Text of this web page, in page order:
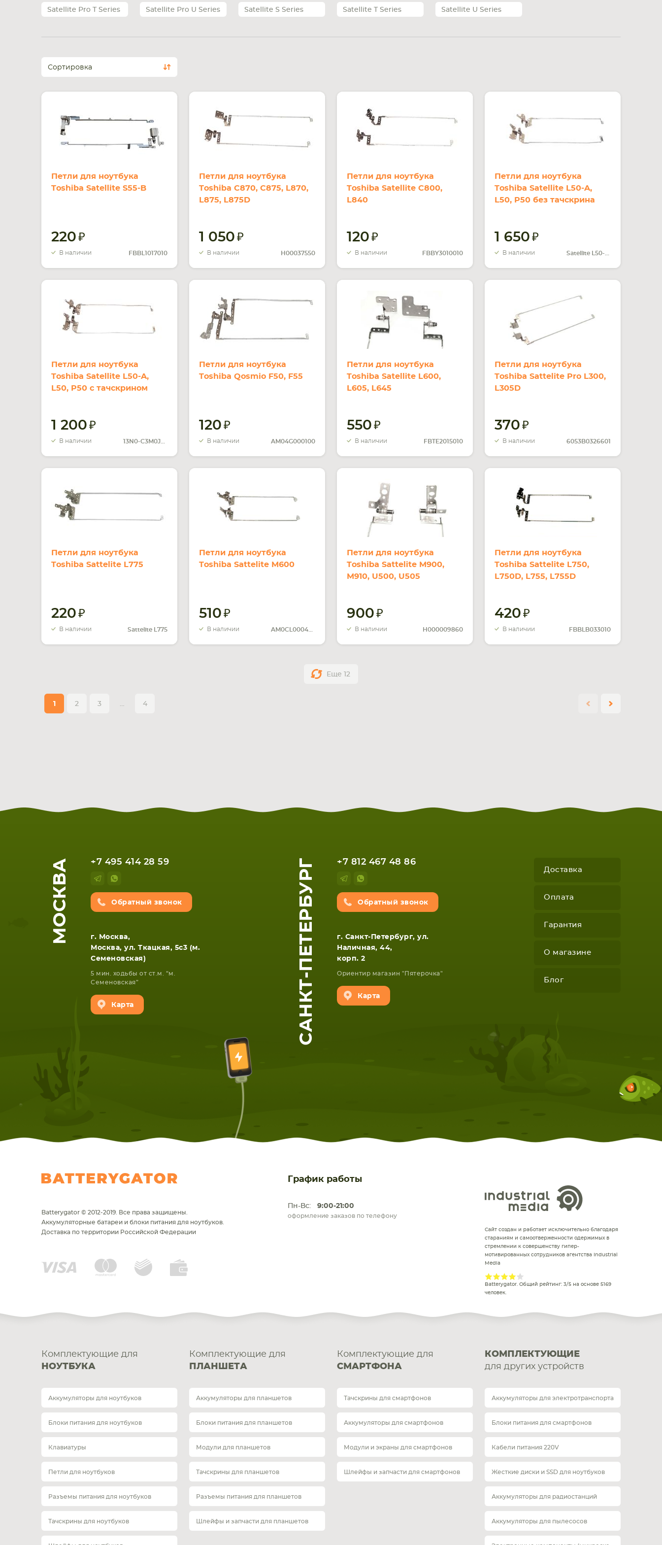
НОУТБУКА
Satellite Pro T Series Satellite Pro U Series Satellite S Series Satellite T Series Satellite U Series
Сортировка
Петли для ноутбука
Toshiba Satellite S55-B
220
В наличии FBBL1017010
Петли для ноутбука
Toshiba C870, C875, L870,
L875, L875D
1 050
В наличии H00037550
Петли для ноутбука
Toshiba Satellite C800,
L840
120
В наличии FBBY3010010
Петли для ноутбука
Toshiba Satellite L50-A,
L50, P50 без тачскрина
1 650
В наличии
Петли для ноутбука
Toshiba Satellite L50-A,
L50, P50 с тачскрином
1 200
В наличии
Петли для ноутбука
Toshiba Qosmio F50, F55
120
В наличии AM04G000100
Петли для ноутбука
Toshiba Satellite L600,
L605, L645
550
В наличии FBTE2015010
Петли для ноутбука
Toshiba Sattelite Pro L300,
L305D
370
В наличии 6053B0326601
Петли для ноутбука
Toshiba Sattelite L775
220
В наличии Sattelite L775
Петли для ноутбука
Toshiba Sattelite M600
510
В наличии
Петли для ноутбука
Toshiba Sattelite M900,
M910, U500, U505
900
В наличии H000009860
Петли для ноутбука
Toshiba Sattelite L750,
L750D, L755, L755D
420
В наличии FBBLB033010
Еще 12
1 2 3 … 4
МОСКВА +7 495 414 28 59
Обратный звонок
г. Москва,
Москва, ул. Ткацкая, 5с3 (м.
Семеновская)
5 мин. ходьбы от ст.м. “м.
Семеновская”
Карта САНКТ-ПЕТЕРБУРГ +7 812 467 48 86
Обратный звонок
г. Санкт-Петербург, ул.
Наличная, 44,
корп. 2
Ориентир магазин "Пятерочка"
Карта
Доставка
Оплата
Гарантия
О магазине
Блог
График работы
Пн-Вс: 9:00-21:00
оформление заказов по телефону
Batterygator © 2012-2019. Все права защищены.
Аккумуляторные батареи и блоки питания для ноутбуков.
Доставка по территории Российской Федерации
Сайт создан и работает исключительно благодаря
стараниям и самоотверженности одержимых в
стремлении к совершенству гипер-
мотивированных сотрудников агентства Industrial
Media
Batterygator. Общий рейтинг: 3/5 на основе 5169
человек.
Комплектующие для
НОУТБУКА
Аккумуляторы для ноутбуков
Блоки питания для ноутбуков
Клавиатуры
Петли для ноутбуков
Разъемы питания для ноутбуков
Тачскрины для ноутбуков
Комплектующие для
ПЛАНШЕТА
Аккумуляторы для планшетов
Блоки питания для планшетов
Модули для планшетов
Тачскрины для планшетов
Разъемы питания для планшетов
Шлейфы и запчасти для планшетов
Комплектующие для
СМАРТФОНА
Тачскрины для смартфонов
Аккумуляторы для смартфонов
Модули и экраны для смартфонов
Шлейфы и запчасти для смартфонов
КОМПЛЕКТУЮЩИЕ
для других устройств
Аккумуляторы для электротранспорта
Блоки питания для смартфонов
Кабели питания 220V
Жесткие диски и SSD для ноутбуков
Аккумуляторы для радиостанций
Аккумуляторы для пылесосов